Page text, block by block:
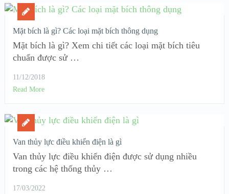
Mặt bích là gì? Các loại mặt bích thông dụng
Mặt bích là gì? Xem chi tiết các loại mặt bích tiêu
chuẩn được sử …
11/12/2018
Read More
Van thủy lực điều khiển điện là gì
Van thủy lực điều khiển điện được sử dụng nhiều
trong các hệ thống thủy …
17/03/2022